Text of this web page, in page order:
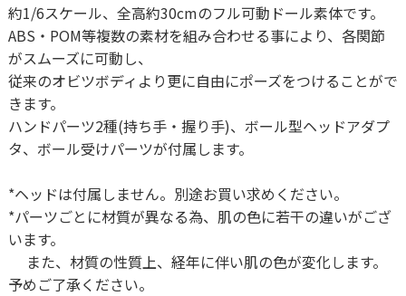
約1/6スケール、全高約30cmのフル可動ドール素体です。
ABS・POM等複数の素材を組み合わせる事により、各関節
がスムーズに可動し、
従来のオビツボディより更に自由にポーズをつけることがで
きます。
ハンドパーツ2種(持ち手・握り手)、ボール型ヘッドアダプ
タ、ボール受けパーツが付属します。
*ヘッドは付属しません。別途お買い求めください。
*パーツごとに材質が異なる為、肌の色に若干の違いがござ
います。
また、材質の性質上、経年に伴い肌の色が変化します。
予めご了承ください。